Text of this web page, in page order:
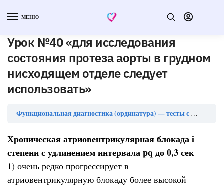
МЕНЮ
Урок №40 «для исследования
состояния протеза аорты в грудном
нисходящем отделе следует
использовать»
Функциональная диагностика (ординатура) — тесты с ответами
Хроническая атриовентрикулярная блокада i
степени с удлинением интервала pq до 0,3 сек
1) очень редко прогрессирует в
атриовентрикулярную блокаду более высокой